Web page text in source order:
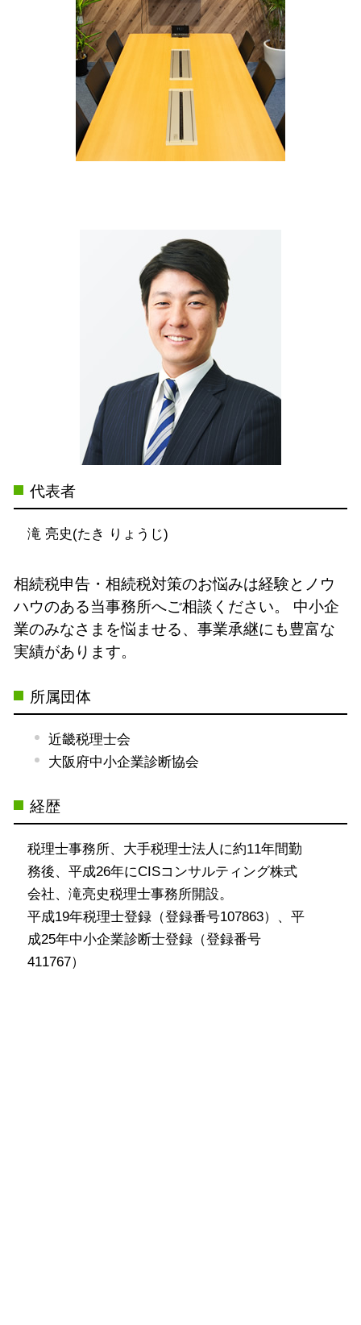
代表者
滝 亮史(たき りょうじ)
相続税申告・相続税対策のお悩みは経験とノウ
ハウのある当事務所へご相談ください。
中小企
業のみなさまを悩ませる、事業承継にも豊富な
実績があります。
所属団体
近畿税理士会
大阪府中小企業診断協会
経歴
税理士事務所、大手税理士法人に約11年間勤
務後、平成26年にCISコンサルティング株式
会社、滝亮史税理士事務所開設。
平成19年税理士登録（登録番号107863）、平
成25年中小企業診断士登録（登録番号
411767）